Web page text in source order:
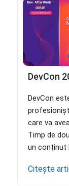
DevCon
DevCon
care va
Timp de
un conținut
Citește